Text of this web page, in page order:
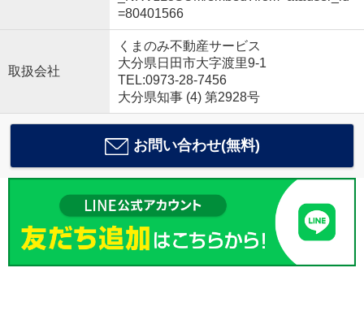
=80401566
取扱会社
くまのみ不動産サービス
大分県日田市大字渡里9-1
TEL:0973-28-7456
大分県知事 (4) 第2928号
お問い合わせ(無料)